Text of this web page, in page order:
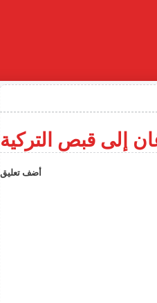
إلى قبص التركية
أضف تعليق